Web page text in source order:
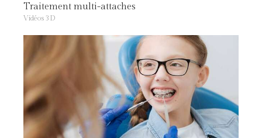
Traitement multi-attaches
Vidéos 3D